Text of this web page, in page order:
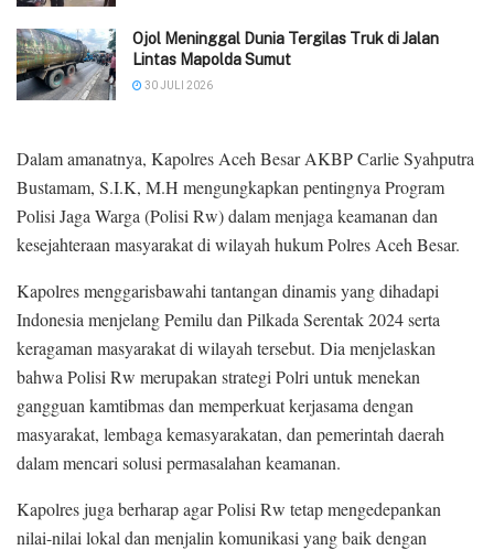
Ojol Meninggal Dunia Tergilas Truk di Jalan
Lintas Mapolda Sumut
30 JULI 2026
Dalam amanatnya, Kapolres Aceh Besar AKBP Carlie Syahputra
Bustamam, S.I.K, M.H mengungkapkan pentingnya Program
Polisi Jaga Warga (Polisi Rw) dalam menjaga keamanan dan
kesejahteraan masyarakat di wilayah hukum Polres Aceh Besar.
Kapolres menggarisbawahi tantangan dinamis yang dihadapi
Indonesia menjelang Pemilu dan Pilkada Serentak 2024 serta
keragaman masyarakat di wilayah tersebut. Dia menjelaskan
bahwa Polisi Rw merupakan strategi Polri untuk menekan
gangguan kamtibmas dan memperkuat kerjasama dengan
masyarakat, lembaga kemasyarakatan, dan pemerintah daerah
dalam mencari solusi permasalahan keamanan.
Kapolres juga berharap agar Polisi Rw tetap mengedepankan
nilai-nilai lokal dan menjalin komunikasi yang baik dengan